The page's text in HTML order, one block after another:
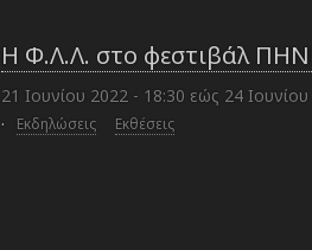
Η Φ.Λ.Λ. στο φεστιβάλ
21 Ιουνίου 2022 - 18:30 εώς 24
· Εκδηλώσεις Εκθέσεις